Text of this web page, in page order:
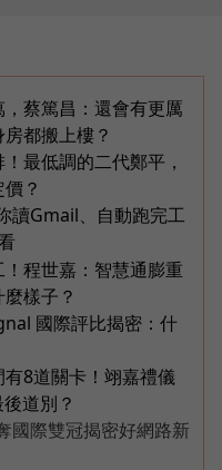
蔡篤昌：還會有更厲
都搬上樓？
最低調的二代鄭平，
？
讀Gmail、自動跑完工
程世嘉：智慧通膨重
樣子？
國際評比揭密：什
8道關卡！翊嘉禮儀
道別？
國際雙冠揭密好網路新